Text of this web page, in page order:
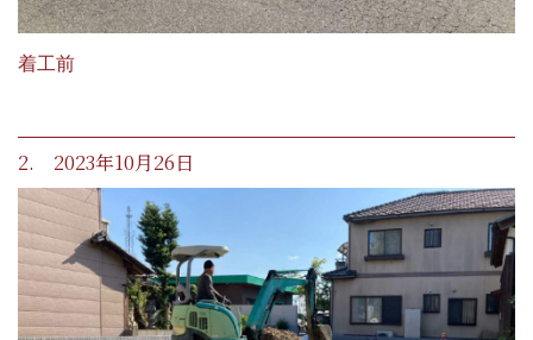
着工前
2. 2023年10月26日